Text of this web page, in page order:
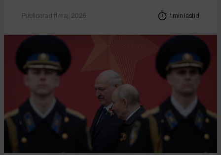
Publicerad 11 maj, 2026 1 min lästid